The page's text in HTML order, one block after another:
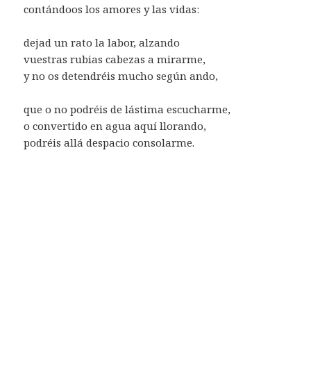
contándoos los amores y las vidas:
dejad un rato la labor, alzando
vuestras rubias cabezas a mirarme,
y no os detendréis mucho según ando,
que o no podréis de lástima escucharme,
o convertido en agua aquí llorando,
podréis allá despacio consolarme.